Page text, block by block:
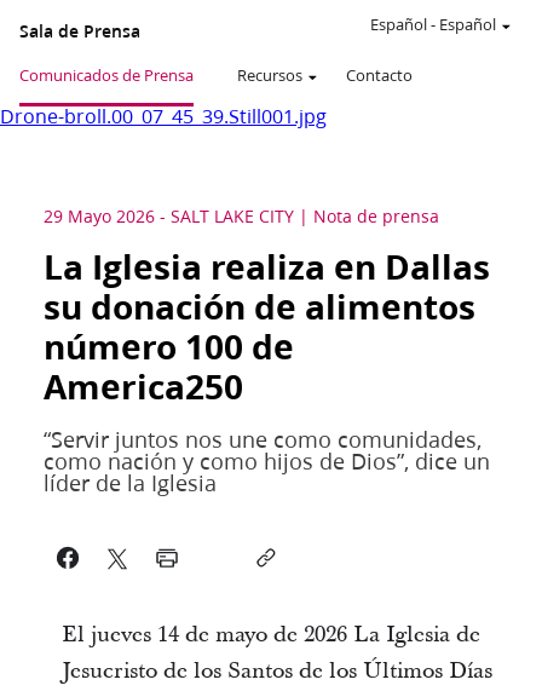
Sala de Prensa
Comunicados de Prensa Recursos Contacto
Español- Español
Drone-broll.00_07_45_39.Still001.jpg
29 Mayo 2026 - SALT LAKE CITY Nota de prensa
La Iglesia realiza en Dallas
su donación de alimentos
número 100 de
America250
“Servir juntos nos une como comunidades,
como nación y como hijos de Dios”, dice un
líder de la Iglesia
El jueves 14 de mayo de 2026 La Iglesia de
Jesucristo de los Santos de los Últimos Días